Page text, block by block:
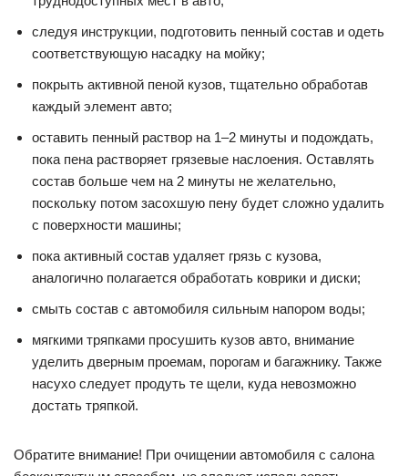
следуя инструкции, подготовить пенный состав и одеть
соответствующую насадку на мойку;
покрыть активной пеной кузов, тщательно обработав
каждый элемент авто;
оставить пенный раствор на 1–2 минуты и подождать,
пока пена растворяет грязевые наслоения. Оставлять
состав больше чем на 2 минуты не желательно,
поскольку потом засохшую пену будет сложно удалить
с поверхности машины;
пока активный состав удаляет грязь с кузова,
аналогично полагается обработать коврики и диски;
смыть состав с автомобиля сильным напором воды;
мягкими тряпками просушить кузов авто, внимание
уделить дверным проемам, порогам и багажнику. Также
насухо следует продуть те щели, куда невозможно
достать тряпкой.
Обратите внимание! При очищении автомобиля с салона